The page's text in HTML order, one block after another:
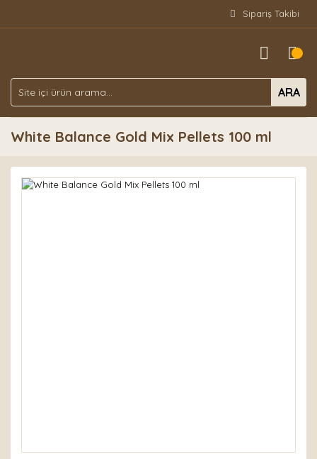
Sipariş Takibi
ARA
White Balance Gold Mix Pellets 100 ml